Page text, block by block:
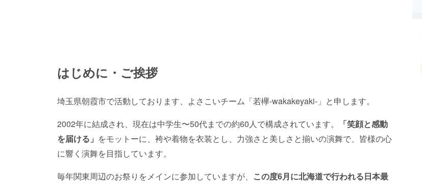
はじめに・ご挨拶
埼玉県朝霞市で活動しております、よさこいチーム「若欅-wakakeyaki-」と申します。
2002年に結成され、現在は中学生〜50代までの約60人で構成されています。
「笑顔と感動
を届ける」 をモットーに、袴や着物を衣装とし、力強さと美しさと揃いの演舞で、皆様の心
に響く演舞を目指しています。
毎年関東周辺のお祭りをメインに参加していますが、 この度6月に北海道で行われる日本最